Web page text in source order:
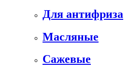
Для антифриза
Масляные
Сажевые